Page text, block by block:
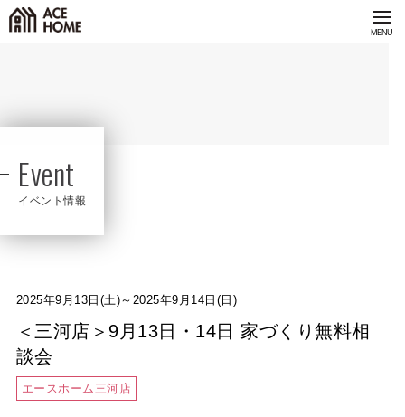
Event
イベント情報
2025年9月13日(土)～2025年9月14日(日)
＜三河店＞9月13日・14日 家づくり無料相
談会
エースホーム三河店